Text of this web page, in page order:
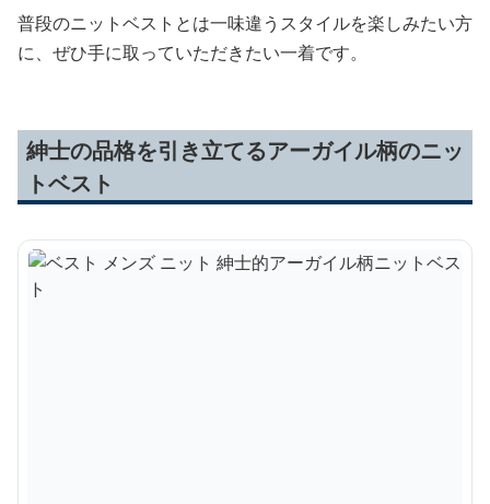
普段のニットベストとは一味違うスタイルを楽しみたい方
に、ぜひ手に取っていただきたい一着です。
紳士の品格を引き立てるアーガイル柄のニッ
トベスト